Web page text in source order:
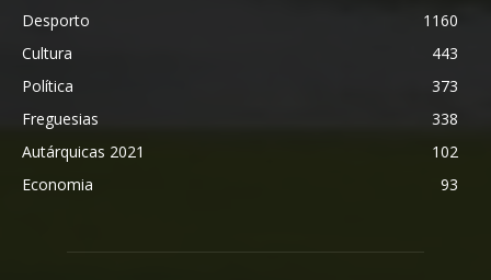
Desporto
1160
Cultura
443
Política
373
Freguesias
338
Autárquicas 2021
102
Economia
93